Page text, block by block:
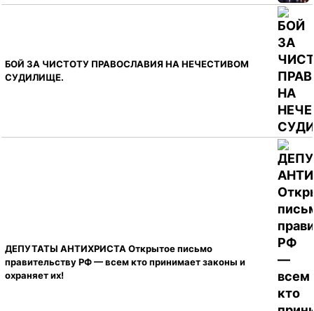
БОЙ ЗА ЧИСТОТУ ПРАВОСЛАВИЯ НА НЕЧЕСТИВОМ
СУДИЛИЩЕ.
ДЕПУТАТЫ АНТИХРИСТА Открытое письмо
правительству РФ — всем кто принимает законы и
охраняет их!